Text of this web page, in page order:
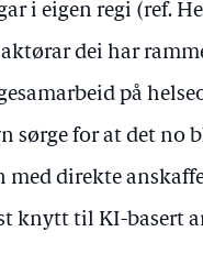
i eigen regi (ref.
dei har
på
sørge for at det no
med direkte
knytt til KI-basert